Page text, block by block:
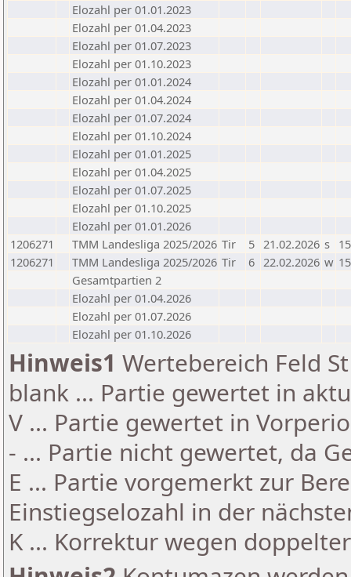
Elozahl per 01.01.2023
Elozahl per 01.04.2023
Elozahl per 01.07.2023
Elozahl per 01.10.2023
Elozahl per 01.01.2024
Elozahl per 01.04.2024
Elozahl per 01.07.2024
Elozahl per 01.10.2024
Elozahl per 01.01.2025
Elozahl per 01.04.2025
Elozahl per 01.07.2025
Elozahl per 01.10.2025
Elozahl per 01.01.2026
1206271
TMM Landesliga 2025/2026 Tir 5 21.02.2026 s
1206271
TMM Landesliga 2025/2026 Tir 6 22.02.2026 w
Gesamtpartien 2
Elozahl per 01.04.2026
Elozahl per 01.07.2026
Elozahl per 01.10.2026
Hinweis1 Wertebereich Feld
blank ... Partie gewertet in
V ... Partie gewertet in
- ... Partie nicht gewertet, da
E ... Partie vorgemerkt zur
Einstiegselozahl in der
K ... Korrektur wegen